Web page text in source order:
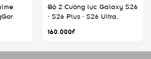
Bộ 2 Cường lực Galaxy S26
- S26 Plus - S26 Ultra,
160.000₫